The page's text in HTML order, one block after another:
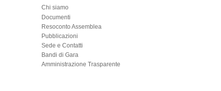
Chi siamo
Documenti
Resoconto Assemblea
Pubblicazioni
Sede e Contatti
Bandi di Gara
Amministrazione Trasparente